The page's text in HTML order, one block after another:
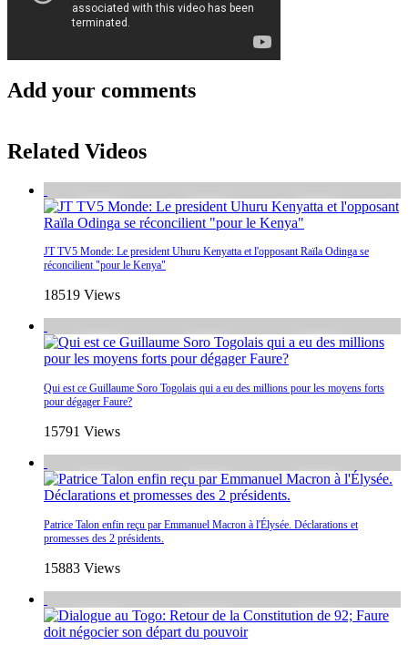
Add your comments
Related Videos
JT TV5 Monde: Le president Uhuru Kenyatta et l'opposant Raïla Odinga se
réconcilient "pour le Kenya"
18519 Views
Qui est ce Guillaume Soro Togolais qui a eu des millions pour les moyens forts
pour dégager Faure?
15791 Views
Patrice Talon enfin reçu par Emmanuel Macron à l'Élysée. Déclarations et
promesses des 2 présidents.
15883 Views